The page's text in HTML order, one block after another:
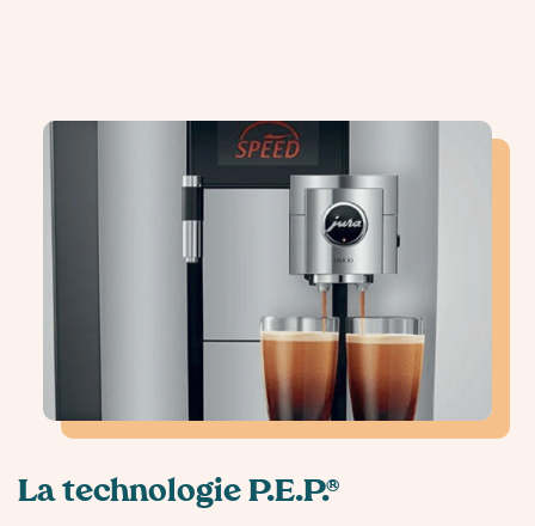
La technologie P.E.P.®